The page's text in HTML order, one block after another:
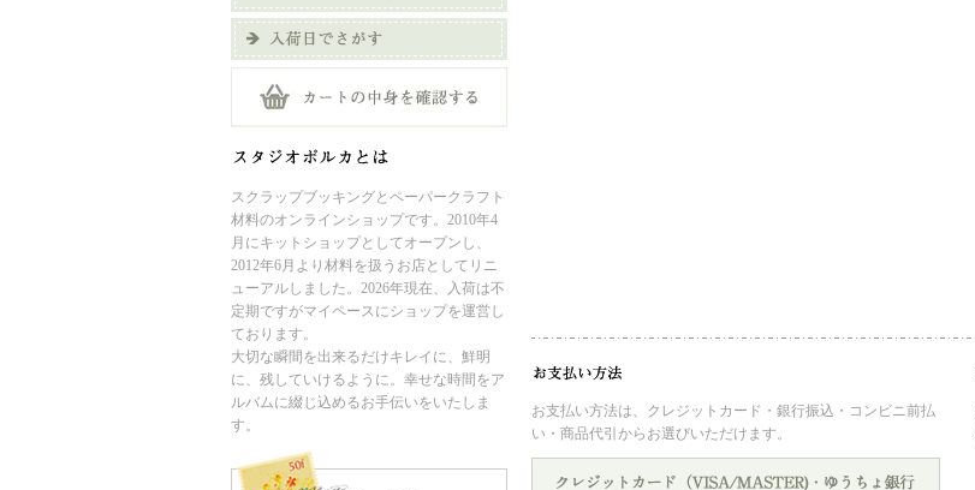
スクラップブッキングとペーパークラフト
材料のオンラインショップです。2010年4
月にキットショップとしてオープンし、
2012年6月より材料を扱うお店としてリニ
ューアルしました。2026年現在、入荷は不
定期ですがマイペースにショップを運営し
ております。
大切な瞬間を出来るだけキレイに、鮮明
に、残していけるように。幸せな時間をア
ルバムに綴じ込めるお手伝いをいたしま
す。
お支払い方法は、クレジットカード・銀行振込・コンビニ前払
い・商品代引からお選びいただけます。